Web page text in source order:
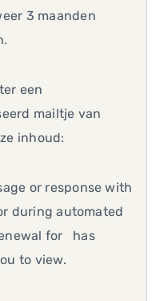
3 maanden
een
mailtje van
inhoud:
or response with
during automated
for has
to view.